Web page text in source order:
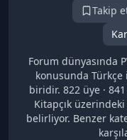
Takip
Forum dünyasında
konusunda
biridir. 822 üye ·
Kitapçık
belirliyor. Benzer